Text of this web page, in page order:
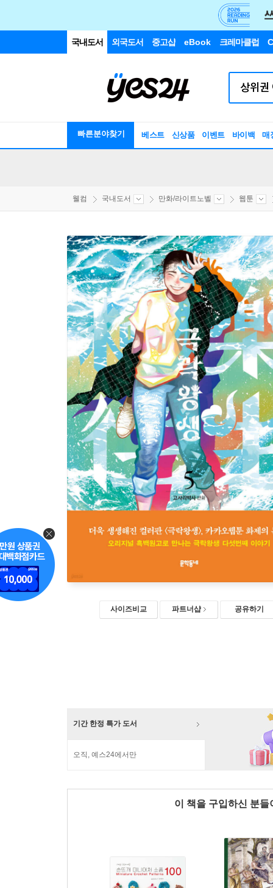
국내도서 외국도서 중고샵 eBook 크레마클럽
빠른분야찾기 베스트 신상품 이벤트 바이백 매
웰컴 국내도서 만화/라이트노벨 웹툰
사이즈비교 파트너샵 공유하기
기간 한정 특가 도서
오직, 예스24에서만
이 책을 구입하신 분